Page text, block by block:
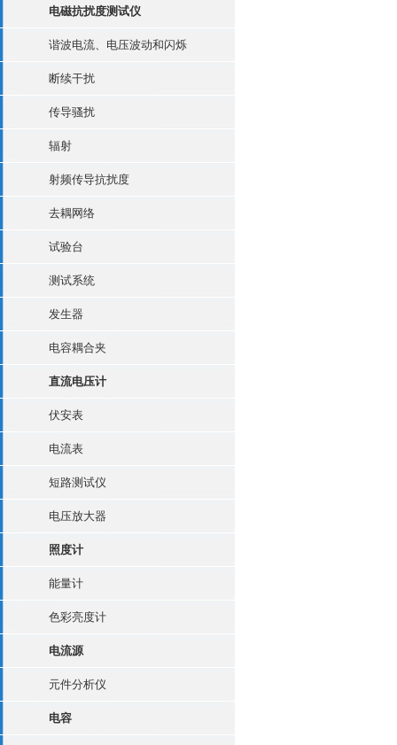
电磁抗扰度测试仪
谐波电流、电压波动和闪烁
断续干扰
传导骚扰
辐射
射频传导抗扰度
去耦网络
试验台
测试系统
发生器
电容耦合夹
直流电压计
伏安表
电流表
短路测试仪
电压放大器
照度计
能量计
色彩亮度计
电流源
元件分析仪
电容